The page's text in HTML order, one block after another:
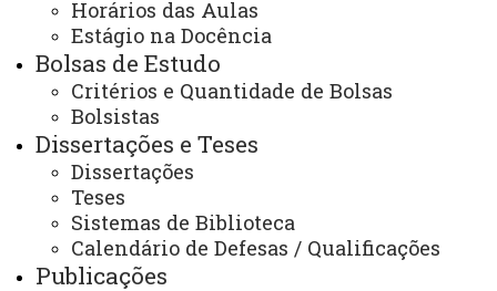
Horários das Aulas
Estágio na Docência
Bolsas de Estudo
Critérios e Quantidade de Bolsas
Bolsistas
Dissertações e Teses
Dissertações
Teses
Sistemas de Biblioteca
Calendário de Defesas / Qualificações
Publicações
Acesso Restrito (Editores do Portal)
Arquivo Virtual
Bibliotecas
Identidade Visual
Mapa do Site
Ouvidoria
Portal Office 365